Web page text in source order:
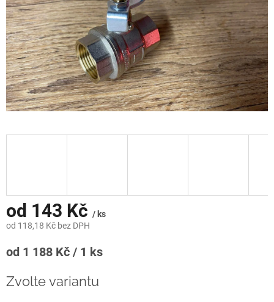
od 143 Kč / ks
od 118,18 Kč bez DPH
Měrná
od 1 188 Kč / 1 ks
Zvolte variantu